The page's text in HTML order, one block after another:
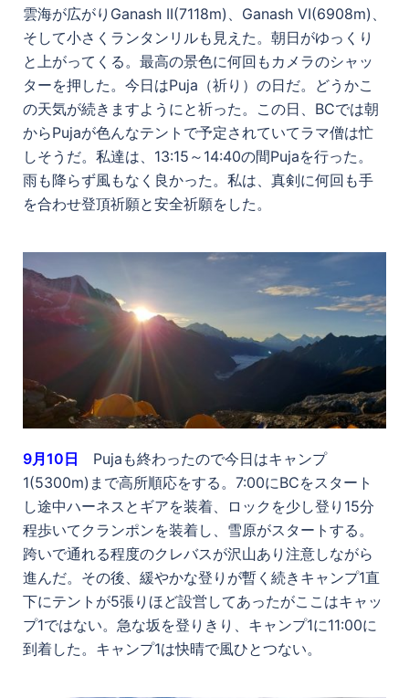
雲海が広がりGanash II(7118m)、Ganash VI(6908m)、
そして小さくランタンリルも見えた。朝日がゆっくり
と上がってくる。最高の景色に何回もカメラのシャッ
ターを押した。今日はPuja（祈り）の日だ。どうかこ
の天気が続きますようにと祈った。この日、BCでは朝
からPujaが色んなテントで予定されていてラマ僧は忙
しそうだ。私達は、13:15～14:40の間Pujaを行った。
雨も降らず風もなく良かった。私は、真剣に何回も手
を合わせ登頂祈願と安全祈願をした。
9月10日 Pujaも終わったので今日はキャンプ
1(5300m)まで高所順応をする。7:00にBCをスタート
し途中ハーネスとギアを装着、ロックを少し登り15分
程歩いてクランポンを装着し、雪原がスタートする。
跨いで通れる程度のクレバスが沢山あり注意しながら
進んだ。その後、緩やかな登りが暫く続きキャンプ1直
下にテントが5張りほど設営してあったがここはキャッ
プ1ではない。急な坂を登りきり、キャンプ1に11:00に
到着した。キャンプ1は快晴で風ひとつない。